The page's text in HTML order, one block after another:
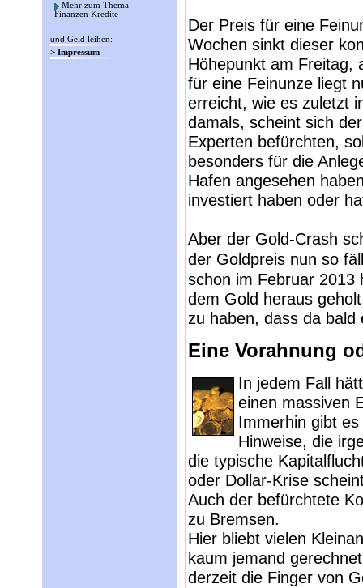
Mehr zum Thema
Finanzen Kredite
und Geld leihen:
> Impressum
Der Preis für eine
Wochen sinkt dieser
Höhepunkt am Freitag,
für eine Feinunze liegt
erreicht, wie es zuletzt
damals, scheint sich
Experten befürchten,
besonders für die
Hafen angesehen
investiert haben oder
Aber der Gold-Crash
der Goldpreis nun so
schon im Februar 2013
dem Gold heraus
zu haben, dass da
Eine Vorahnung
In jedem Fall
einen massiven
Immerhin gibt
Hinweise, die
die typische
oder Dollar-Krise
Auch der befürchtete
zu Bremsen.
Hier bliebt vielen
kaum jemand
derzeit die Finger von